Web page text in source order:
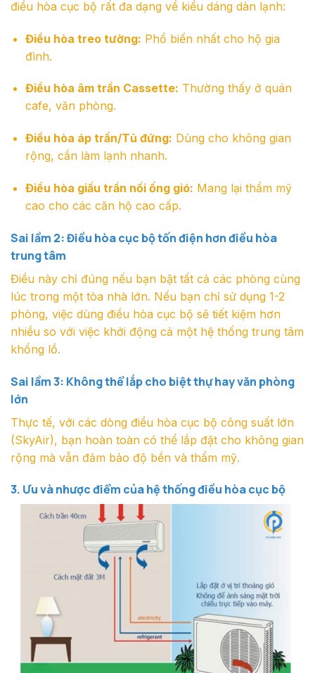
điều hòa cục bộ rất đa dạng về kiểu dáng dàn lạnh:
Điều hòa treo tường: Phổ biến nhất cho hộ gia
đình.
Điều hòa âm trần Cassette: Thường thấy ở quán
cafe, văn phòng.
Điều hòa áp trần/Tủ đứng: Dùng cho không gian
rộng, cần làm lạnh nhanh.
Điều hòa giấu trần nối ống gió: Mang lại thẩm mỹ
cao cho các căn hộ cao cấp.
Sai lầm 2: Điều hòa cục bộ tốn điện hơn điều hòa
trung tâm
Điều này chỉ đúng nếu bạn bật tất cả các phòng cùng
lúc trong một tòa nhà lớn. Nếu bạn chỉ sử dụng 1-2
phòng, việc dùng điều hòa cục bộ sẽ tiết kiệm hơn
nhiều so với việc khởi động cả một hệ thống trung tâm
khổng lồ.
Sai lầm 3: Không thể lắp cho biệt thự hay văn phòng
lớn
Thực tế, với các dòng điều hòa cục bộ công suất lớn
(SkyAir), bạn hoàn toàn có thể lắp đặt cho không gian
rộng mà vẫn đảm bảo độ bền và thẩm mỹ.
3. Ưu và nhược điểm của hệ thống điều hòa cục bộ